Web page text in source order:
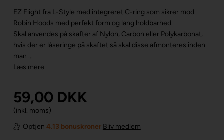
EZ Flight fra L-Style med integreret C-ring som sikrer mod
Robin Hoods med perfekt form og lang holdbarhed.
Skal anvendes på skafter af Nylon, Carbon eller Polykarbonat,
hvis der er låseringe på skaftet så skal disse afmonteres inden
man ...
Læs mere
59,00 DKK
(inkl. moms)
Optjen 4.13 bonuskroner Bliv medlem